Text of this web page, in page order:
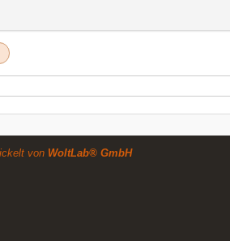
von WoltLab® GmbH